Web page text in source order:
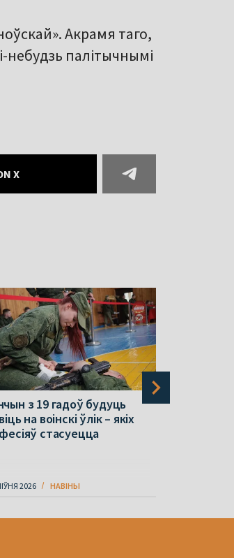
Акрамя таго,
небудзь палітычнымі
X
з 19 гадоў будуць
на воінскі ўлік – якіх
стасуецца
2026 НАВІНЫ